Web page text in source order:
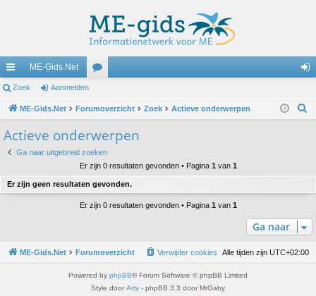
ne
lle
lin
ks
ME-Gids.Net
u
s
m
Zoek Aanmelden
ME-Gids.Net Forumoverzicht Zoek Actieve onderwerpen
Actieve onderwerpen
Ga naar uitgebreid zoeken
Er zijn 0 resultaten gevonden • Pagina 1 van 1
Er zijn geen resultaten gevonden.
Er zijn 0 resultaten gevonden • Pagina 1 van 1
Ga naar
ME-Gids.Net Forumoverzicht Alle tijden zijn UTC+02:00
Verwijder cookies
Powered by phpBB® Forum Software © phpBB Limited
Style door Arty - phpBB 3.3 door MrGaby